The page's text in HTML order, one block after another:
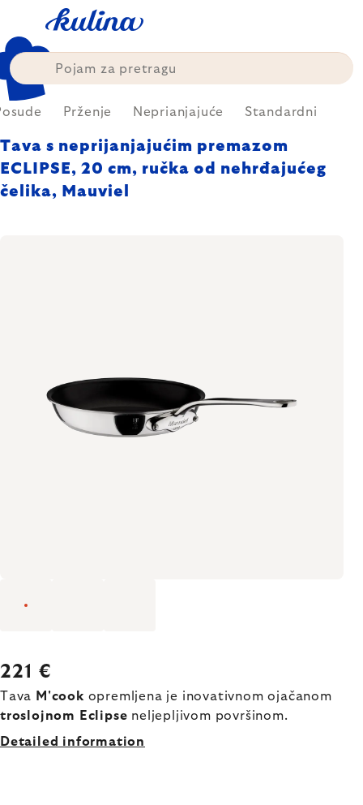
content
Prženje Neprianjajuće Standardni
Tava s neprijanjajućim premazom
ECLIPSE, 20 cm, ručka od nehrđajućeg
čelika, Mauviel
221 €
Tava M'cook opremljena je inovativnom ojačanom
troslojnom Eclipse neljepljivom površinom.
Detailed information